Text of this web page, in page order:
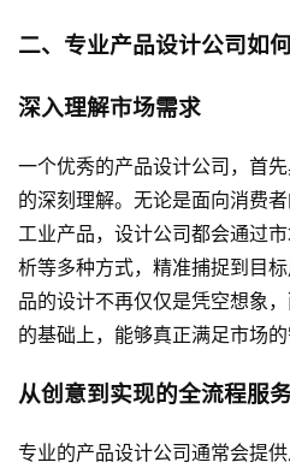
二、专业产品设计公司如
深入理解市场需求
一个优秀的产品设计公司，首
的深刻理解。无论是面向消费
工业产品，设计公司都会通过
析等多种方式，精准捕捉到目
品的设计不再仅仅是凭空想象
的基础上，能够真正满足市场的
从创意到实现的全流程服
专业的产品设计公司通常会提